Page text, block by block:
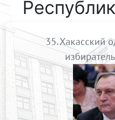
35. Хакасский